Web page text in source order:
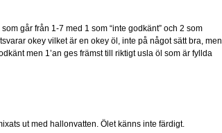
som går från 1-7 med 1 som “inte godkänt” och 2 som
okey vilket är en okey öl, inte på något sätt bra, men
men 1’an ges främst till riktigt usla öl som är fyllda
ut med hallonvatten. Ölet känns inte färdigt.